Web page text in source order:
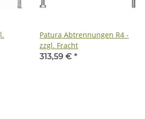
Patura Abtrennungen R4 -
zzgl. Fracht
313,59 € *